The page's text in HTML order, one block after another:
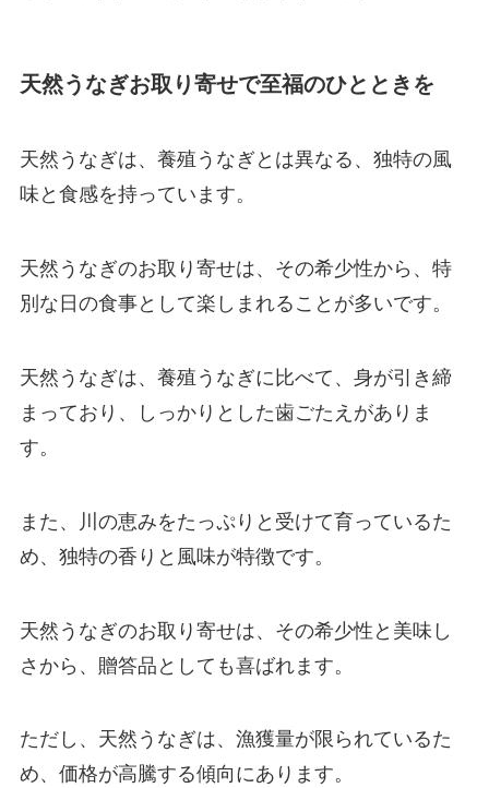
天然うなぎお取り寄せで至福のひとときを
天然うなぎは、養殖うなぎとは異なる、独特の風
味と食感を持っています。
天然うなぎのお取り寄せは、その希少性から、特
別な日の食事として楽しまれることが多いです。
天然うなぎは、養殖うなぎに比べて、身が引き締
まっており、しっかりとした歯ごたえがありま
す。
また、川の恵みをたっぷりと受けて育っているた
め、独特の香りと風味が特徴です。
天然うなぎのお取り寄せは、その希少性と美味し
さから、贈答品としても喜ばれます。
ただし、天然うなぎは、漁獲量が限られているた
め、価格が高騰する傾向にあります。